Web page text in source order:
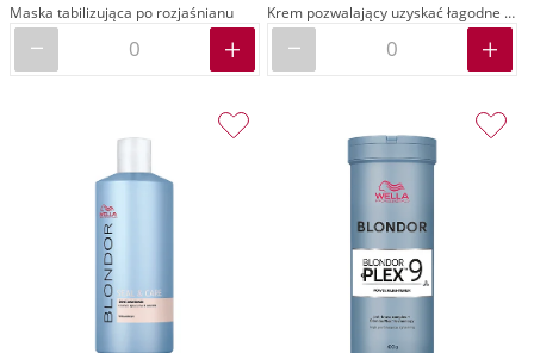
Maska tabilizująca po rozjaśnianu
Krem pozwalający uzyskać łagodne efekty blond